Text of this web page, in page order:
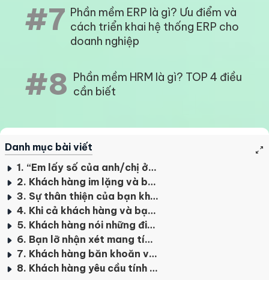
#7 Phần mềm ERP là gì? Ưu điểm và
cách triển khai hệ thống ERP cho
doanh nghiệp
#8 Phần mềm HRM là gì? TOP 4 điều
cần biết
Danh mục bài viết
1. “Em lấy số của anh/chị ở đâu?”
2. Khách hàng im lặng và bạn cũng hết chủ đề để nói
3. Sự thân thiện của bạn không được khách hàng hưởng ứng
4. Khi cả khách hàng và bạn nói cùng một lúc
5. Khách hàng nói những điều kỳ lạ
6. Bạn lỡ nhận xét mang tính công kích
7. Khách hàng băn khoăn về giá
8. Khách hàng yêu cầu tính năng mà bạn không cung cấp